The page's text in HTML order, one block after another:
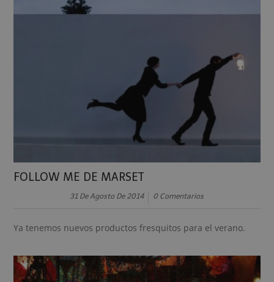
FOLLOW ME DE MARSET
31 De Agosto De 2014 0 Comentarios
Ya tenemos nuevos productos fresquitos para el verano.